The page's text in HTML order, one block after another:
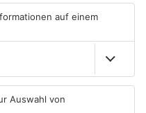
TOPNEWS